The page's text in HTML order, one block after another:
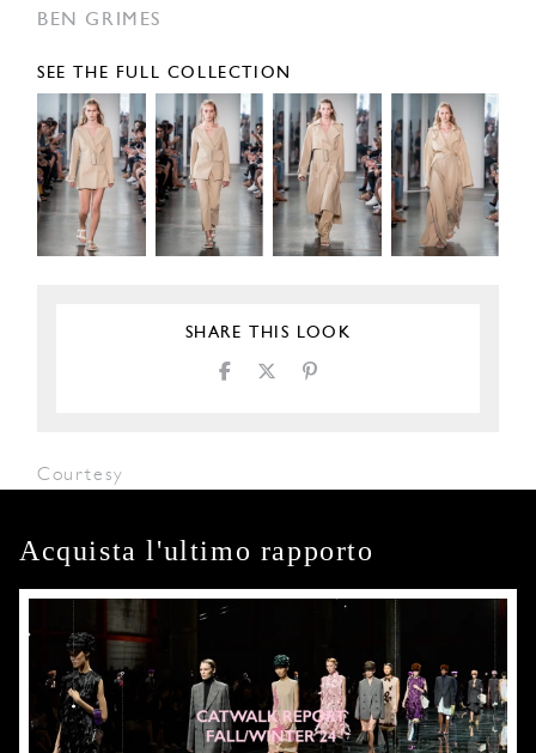
BEN GRIMES
SEE THE FULL COLLECTION
SHARE THIS LOOK
Courtesy
Acquista l'ultimo rapporto